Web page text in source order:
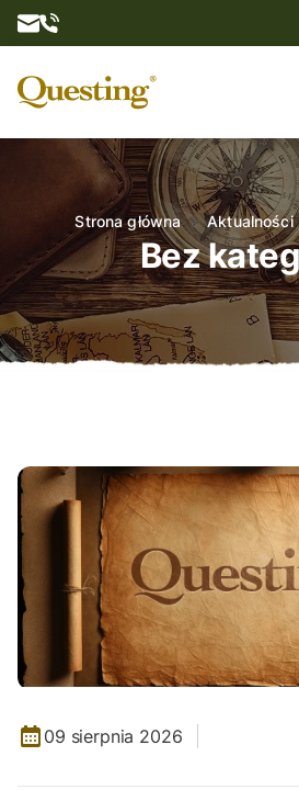
O nas
Oferta
Kontakt
Strona główna Aktualności
Bez
09 sierpnia 2026